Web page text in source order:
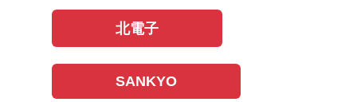
北電子
SANKYO